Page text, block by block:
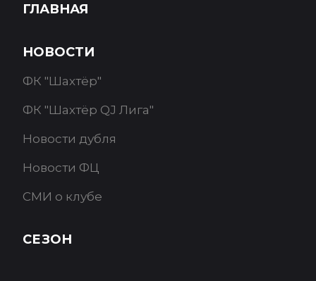
ГЛАВНАЯ
НОВОСТИ
ФК "Шахтёр"
ФК "Шахтёр QJ Лига"
Новости дубля
Новости ФЦ
СМИ о клубе
СЕЗОН